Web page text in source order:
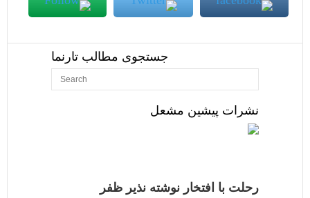
جستجوی مطالب تارنما
نشرات پیشین مشعل
رحلت با افتخار نوشته نذیر ظفر